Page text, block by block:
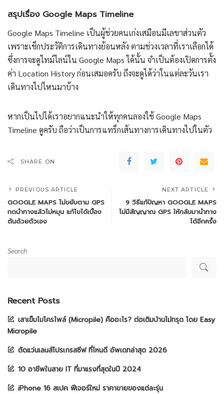
สรุปเรื่อง Google Maps Timeline
Google Maps Timeline เป็นผู้ช่วยคนเก่งเสมือนมีเลขาส่วนตัว
เพราะเช็กประวัติการเดินทางย้อนหลัง ตามช่วงเวลาที่เราเลือกได้
ซึ่งการจะดูไทม์ไลน์ใน Google Maps ได้นั้น จำเป็นต้องเปิดการตั้ง
ค่า Location History ก่อนเสมอครับ ถึงจะดูได้ว่าในแต่ละวันเรา
เดินทางไปไหนมาบ้าง
หากเป็นไปได้เราอยากแนะนำให้ทุกคนลองใช้ Google Maps
Timeline ดูครับ ถือว่าเป็นการแทร็กเส้นทางการเดินทางไปในตัว
SHARE ON
PREVIOUS ARTICLE
GOOGLE MAPS ไม่ขยับตาม GPS
กดนำทางแล้วไม่หมุน แก้ไขได้เบื้อง
ต้นด้วยตัวเอง
NEXT ARTICLE
9 วิธีแก้ปัญหา GOOGLE MAPS
ไม่มีสัญญาณ GPS ให้กลับมานำทาง
ได้อีกครั้ง
Search
Recent Posts
เสาเข็มไมโครไพล์ (Micropile) คืออะไร? ต่อเติมบ้านไม่ทรุด โดย Easy
Micropile
ตัดแว่นเลนส์โปรเกรสซีฟ ที่ไหนดี อัพเดทล่าสุด 2026
10 อาชีพในสาย IT ที่มาแรงที่สุดในปี 2024
iPhone 16 สเปค ฟีเจอร์ใหม่ ราคาขายของแต่ละรุ่น